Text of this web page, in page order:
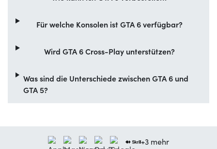
Für welche Konsolen ist GTA 6 verfügbar?
Wird GTA 6 Cross-Play unterstützen?
Was sind die Unterschiede zwischen GTA 6 und
GTA 5?
+3 mehr